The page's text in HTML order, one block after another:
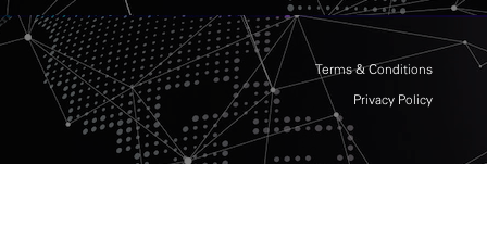
Terms & Conditions
Privacy Policy